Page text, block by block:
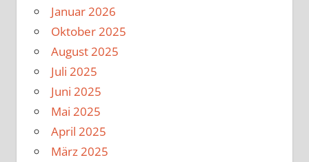
Januar 2026
Oktober 2025
August 2025
Juli 2025
Juni 2025
Mai 2025
April 2025
März 2025